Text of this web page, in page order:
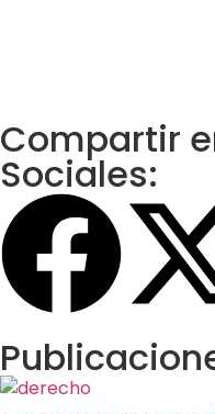
Compartir
Sociales: